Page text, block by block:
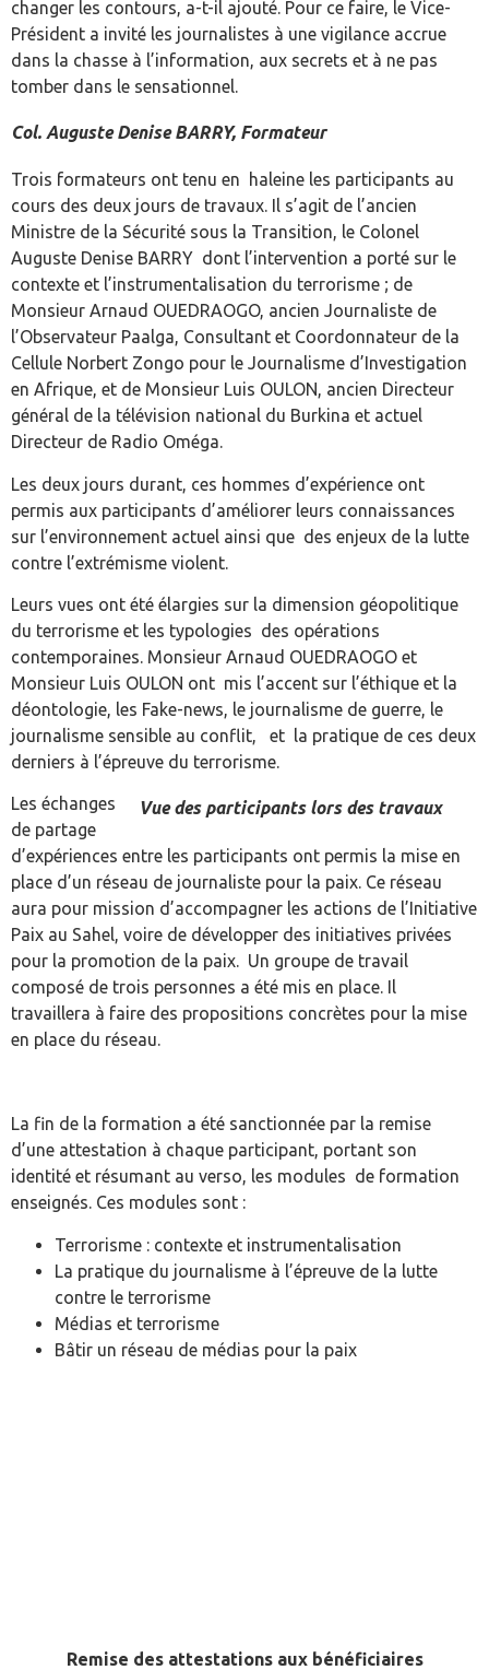
changer les contours, a-t-il ajouté. Pour ce faire, le Vice-
Président a invité les journalistes à une vigilance accrue
dans la chasse à l’information, aux secrets et à ne pas
tomber dans le sensationnel.
Col. Auguste Denise BARRY, Formateur
Trois formateurs ont tenu en haleine les participants au
cours des deux jours de travaux. Il s’agit de l’ancien
Ministre de la Sécurité sous la Transition, le Colonel
Auguste Denise BARRY dont l’intervention a porté sur le
contexte et l’instrumentalisation du terrorisme ; de
Monsieur Arnaud OUEDRAOGO, ancien Journaliste de
l’Observateur Paalga, Consultant et Coordonnateur de la
Cellule Norbert Zongo pour le Journalisme d’Investigation
en Afrique, et de Monsieur Luis OULON, ancien Directeur
général de la télévision national du Burkina et actuel
Directeur de Radio Oméga.
Les deux jours durant, ces hommes d’expérience ont
permis aux participants d’améliorer leurs connaissances
sur l’environnement actuel ainsi que des enjeux de la lutte
contre l’extrémisme violent.
Leurs vues ont été élargies sur la dimension géopolitique
du terrorisme et les typologies des opérations
contemporaines. Monsieur Arnaud OUEDRAOGO et
Monsieur Luis OULON ont mis l’accent sur l’éthique et la
déontologie, les Fake-news, le journalisme de guerre, le
journalisme sensible au conflit, et la pratique de ces deux
derniers à l’épreuve du terrorisme.
Vue des participants lors des travaux
Les échanges
de partage
d’expériences entre les participants ont permis la mise en
place d’un réseau de journaliste pour la paix. Ce réseau
aura pour mission d’accompagner les actions de l’Initiative
Paix au Sahel, voire de développer des initiatives privées
pour la promotion de la paix. Un groupe de travail
composé de trois personnes a été mis en place. Il
travaillera à faire des propositions concrètes pour la mise
en place du réseau.
La fin de la formation a été sanctionnée par la remise
d’une attestation à chaque participant, portant son
identité et résumant au verso, les modules de formation
enseignés. Ces modules sont :
Terrorisme : contexte et instrumentalisation
La pratique du journalisme à l’épreuve de la lutte
contre le terrorisme
Médias et terrorisme
Bâtir un réseau de médias pour la paix
Remise des attestations aux bénéficiaires